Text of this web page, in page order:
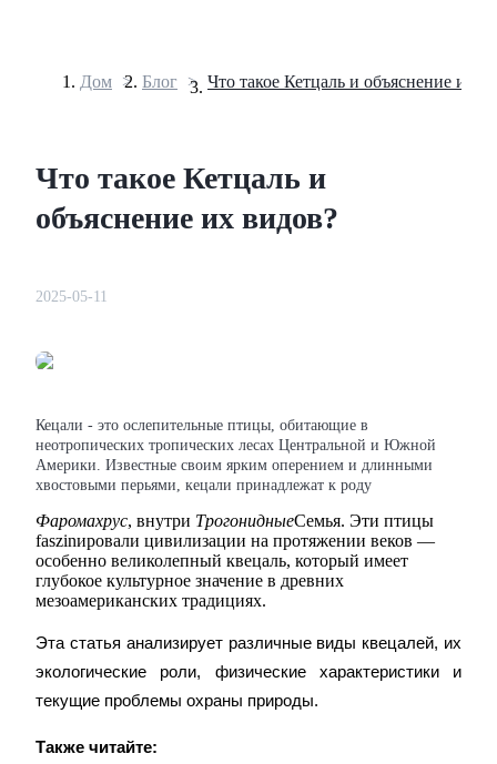
Фьючерсы на COIN-M
Криптовалютные фьючерсы
TradFi
Деривативы на акции, форекс, драгоценные металлы и
Дом > Блог > Что такое Кетцаль и объяснение их
Что такое Кетцаль и
объяснение их видов?
2025-05-11
Кецали - это ослепительные птицы, обитающие в
неотропических тропических лесах Центральной и Южной
Америки. Известные своим ярким оперением и длинными
хвостовыми перьями, кецали принадлежат к роду
Фаромахрус, внутри ТрогонидныеСемья. Эти птицы
faszinировали цивилизации на протяжении веков —
особенно великолепный квецаль, который имеет
глубокое культурное значение в древних
мезоамериканских традициях.
Эта статья анализирует различные виды квецалей, их
экологические роли, физические характеристики и
текущие проблемы охраны природы.
Также читайте: